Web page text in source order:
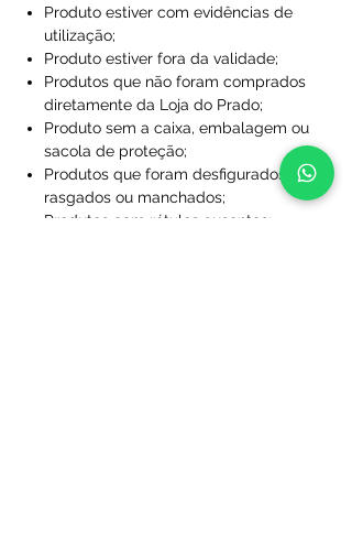
Produto estiver com evidências de
utilização;
Produto estiver fora da validade;
Produtos que não foram comprados
diretamente da Loja do Prado;
Produto sem a caixa, embalagem ou
sacola de proteção;
Produtos que foram desfigurados,
rasgados ou manchados;
Produtos com rótulos ausentes;